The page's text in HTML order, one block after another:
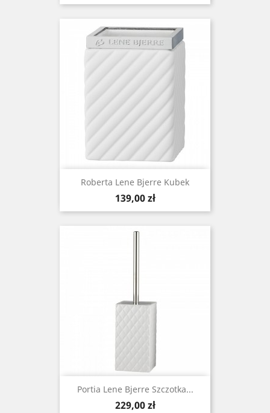
Roberta Lene Bjerre Kubek
Cena
139,00 zł
Portia Lene Bjerre Szczotka...
Cena
229,00 zł